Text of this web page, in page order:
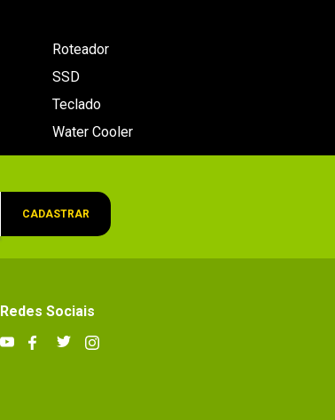
Roteador
SSD
Teclado
Water Cooler
CADASTRAR
Redes Sociais